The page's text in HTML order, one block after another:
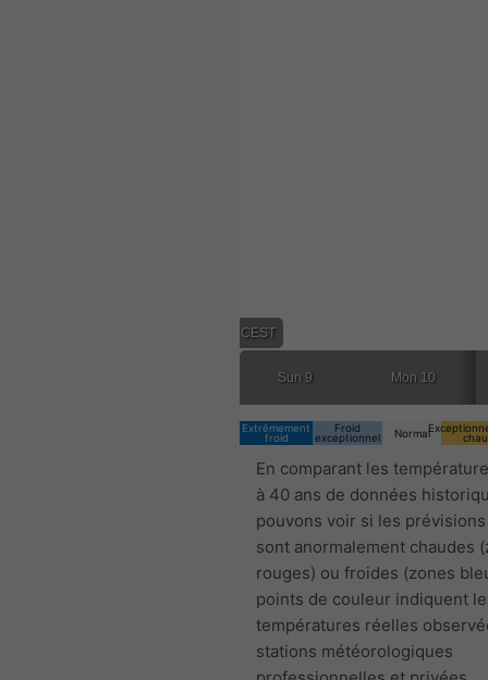
08:00 CEST
Sun 9 Mon 10
Extrêmement
froid
Froid
exceptionnel
Normal
En comparant les
à 40 ans de données
pouvons voir si les
sont anormalement chaudes
rouges) ou froides (zones
points de couleur indiquent
températures réelles
stations météorologiques